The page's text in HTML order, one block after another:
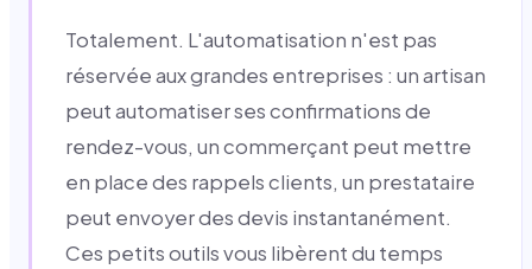
Totalement. L'automatisation n'est pas
réservée aux grandes entreprises : un artisan
peut automatiser ses confirmations de
rendez-vous, un commerçant peut mettre
en place des rappels clients, un prestataire
peut envoyer des devis instantanément.
Ces petits outils vous libèrent du temps